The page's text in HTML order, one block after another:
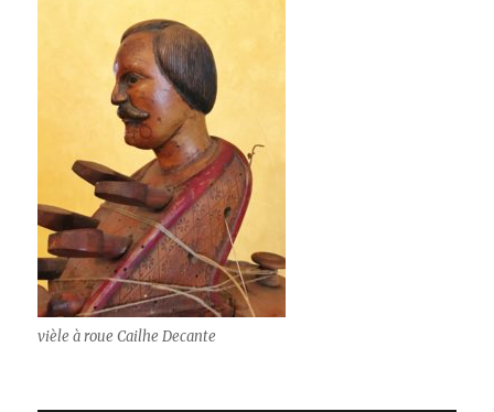
vièle à roue Cailhe Decante